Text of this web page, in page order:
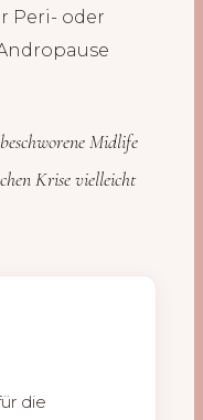
Peri- oder
Midlife
Krise vielleicht
die